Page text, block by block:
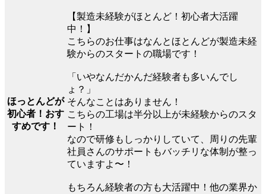
ほっとんどが
初心者！おす
すめです！
【製造未経験がほとんど！初心者大活躍
中！】
こちらのお仕事はなんとほとんどが製造未経
験からのスタートの職場です！
「いやなんだかんだ経験者も多いんでし
ょ？」
そんなことはありません！
こちらの工場は半分以上が未経験からのスタ
ート！
なので研修もしっかりしていて、周りの先輩
社員さんのサポートもバッチリな体制が整っ
ていますよ〜！
もちろん経験者の方も大活躍中！他の業界か